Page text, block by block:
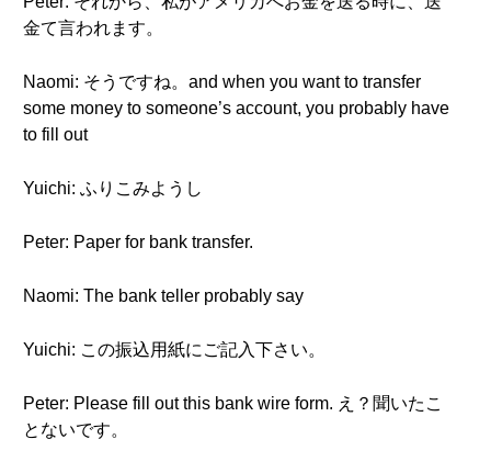
金て言われます。
Naomi: そうですね。and when you want to transfer
some money to someone’s account, you probably have
to fill out
Yuichi: ふりこみようし
Peter: Paper for bank transfer.
Naomi: The bank teller probably say
Yuichi: この振込用紙にご記入下さい。
Peter: Please fill out this bank wire form. え？聞いたこ
とないです。